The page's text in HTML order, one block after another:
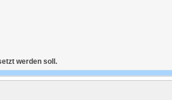
werden soll.